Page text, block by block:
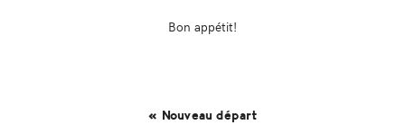
Bon appétit!
« Nouveau départ